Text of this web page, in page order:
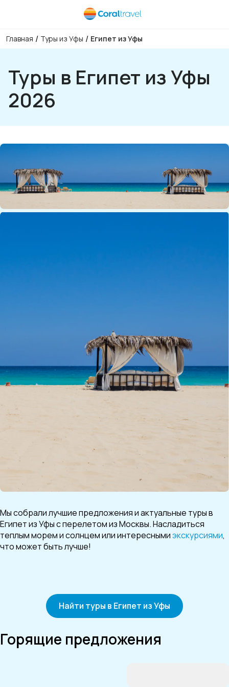
Главная / Туры из Уфы / Египет из Уфы
Туры в Египет из Уфы
2026
Мы собрали лучшие предложения и актуальные туры в
Египет из Уфы с перелетом из Москвы. Насладиться
теплым морем и солнцем или интереснымиэкскурсиями,
что может быть лучше!
Найти туры в Египет из Уфы
Горящие предложения